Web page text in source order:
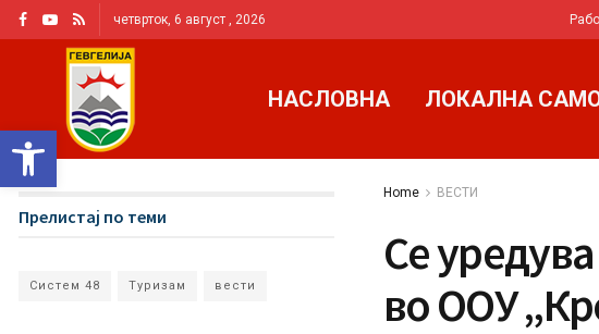
Open toolbar
четврток, 6 август , 2026
НАСЛОВНА ЛОКАЛНА
Home ВЕСТИ
Се
во ООУ
Прелистај по теми
Систем 48 Туризам вести